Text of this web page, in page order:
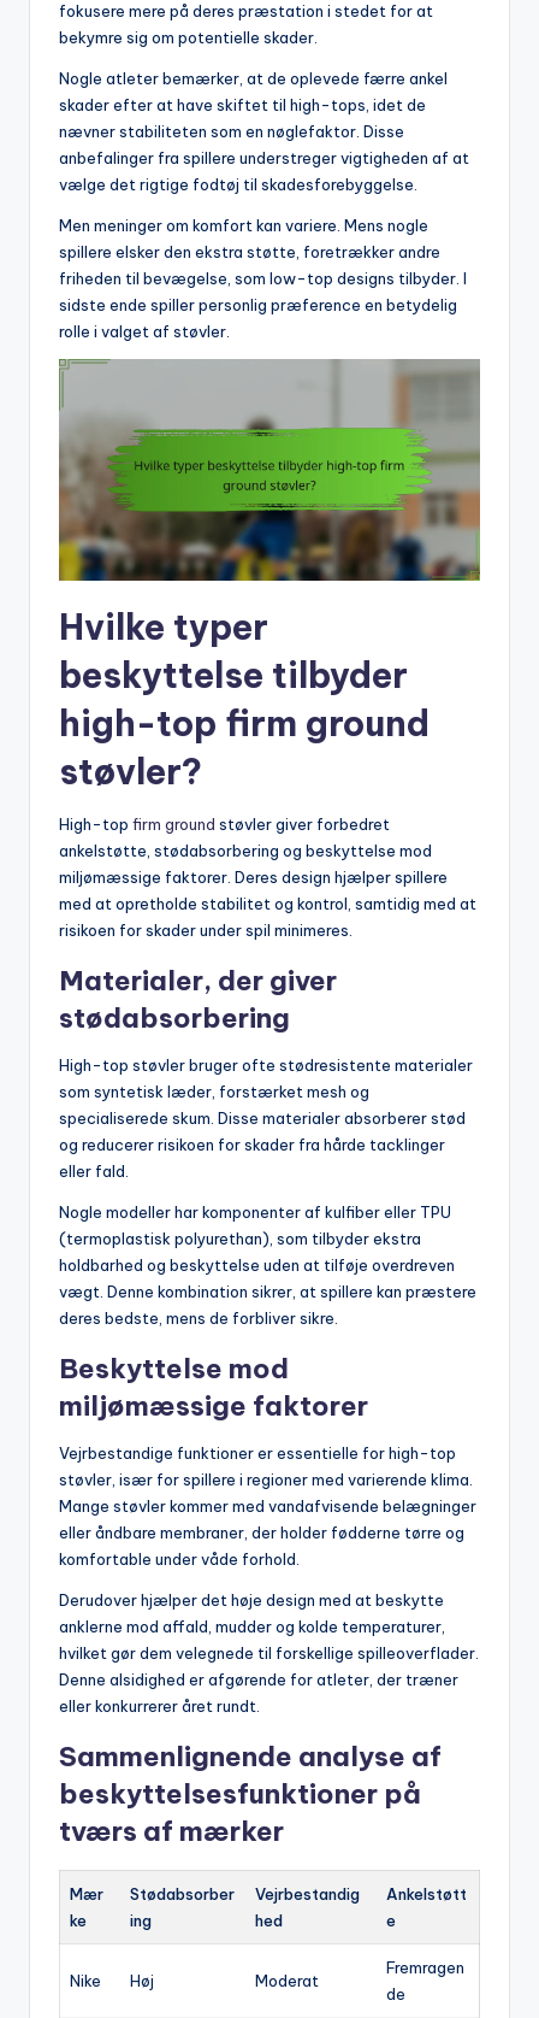
fokusere mere på deres præstation i stedet for at
bekymre sig om potentielle skader.
Nogle atleter bemærker, at de oplevede færre ankel
skader efter at have skiftet til high-tops, idet de
nævner stabiliteten som en nøglefaktor. Disse
anbefalinger fra spillere understreger vigtigheden af at
vælge det rigtige fodtøj til skadesforebyggelse.
Men meninger om komfort kan variere. Mens nogle
spillere elsker den ekstra støtte, foretrækker andre
friheden til bevægelse, som low-top designs tilbyder. I
sidste ende spiller personlig præference en betydelig
rolle i valget af støvler.
Hvilke typer
beskyttelse tilbyder
high-top firm ground
støvler?
High-top firm ground støvler giver forbedret
ankelstøtte, stødabsorbering og beskyttelse mod
miljømæssige faktorer. Deres design hjælper spillere
med at opretholde stabilitet og kontrol, samtidig med at
risikoen for skader under spil minimeres.
Materialer, der giver
stødabsorbering
High-top støvler bruger ofte stødresistente materialer
som syntetisk læder, forstærket mesh og
specialiserede skum. Disse materialer absorberer stød
og reducerer risikoen for skader fra hårde tacklinger
eller fald.
Nogle modeller har komponenter af kulfiber eller TPU
(termoplastisk polyurethan), som tilbyder ekstra
holdbarhed og beskyttelse uden at tilføje overdreven
vægt. Denne kombination sikrer, at spillere kan præstere
deres bedste, mens de forbliver sikre.
Beskyttelse mod
miljømæssige faktorer
Vejrbestandige funktioner er essentielle for high-top
støvler, især for spillere i regioner med varierende klima.
Mange støvler kommer med vandafvisende belægninger
eller åndbare membraner, der holder fødderne tørre og
komfortable under våde forhold.
Derudover hjælper det høje design med at beskytte
anklerne mod affald, mudder og kolde temperaturer,
hvilket gør dem velegnede til forskellige spilleoverflader.
Denne alsidighed er afgørende for atleter, der træner
eller konkurrerer året rundt.
Sammenlignende analyse af
beskyttelsesfunktioner på
tværs af mærker
Mær
ke
Stødabsorber
ing
Vejrbestandig
hed
Ankelstøtt
e
Nike Høj Moderat
Fremragen
de